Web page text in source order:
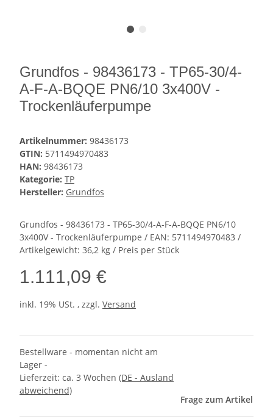
Grundfos - 98436173 - TP65-30/4-
A-F-A-BQQE PN6/10 3x400V -
Trockenläuferpumpe
Artikelnummer: 98436173
GTIN: 5711494970483
HAN: 98436173
Kategorie: TP
Hersteller: Grundfos
Grundfos - 98436173 - TP65-30/4-A-F-A-BQQE PN6/10
3x400V - Trockenläuferpumpe / EAN: 5711494970483 /
Artikelgewicht: 36,2 kg / Preis per Stück
1.111,09 €
inkl. 19% USt. , zzgl. Versand
Bestellware - momentan nicht am
Lager -
Lieferzeit: ca. 3 Wochen (DE - Ausland
abweichend)
Frage zum Artikel